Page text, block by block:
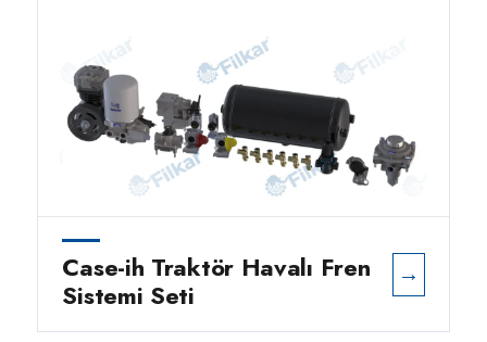
Case-ih Traktör Havalı Fren
Sistemi Seti
→